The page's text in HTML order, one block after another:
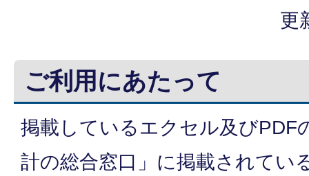
更
ご利用にあたって
掲載しているエクセル及びPDF
計の総合窓口」に掲載されてい